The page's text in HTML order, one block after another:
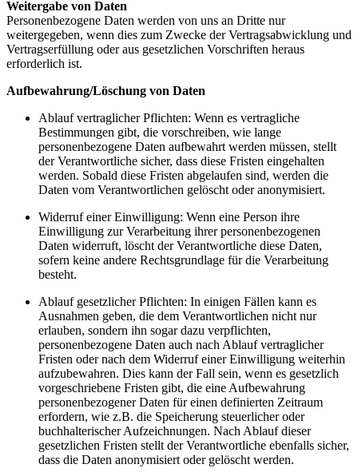
Weitergabe von Daten
Personenbezogene Daten werden von uns an Dritte nur
weitergegeben, wenn dies zum Zwecke der Vertragsabwicklung und
Vertragserfüllung oder aus gesetzlichen Vorschriften heraus
erforderlich ist.
Aufbewahrung/Löschung von Daten
Ablauf vertraglicher Pflichten: Wenn es vertragliche
Bestimmungen gibt, die vorschreiben, wie lange
personenbezogene Daten aufbewahrt werden müssen, stellt
der Verantwortliche sicher, dass diese Fristen eingehalten
werden. Sobald diese Fristen abgelaufen sind, werden die
Daten vom Verantwortlichen gelöscht oder anonymisiert.
Widerruf einer Einwilligung: Wenn eine Person ihre
Einwilligung zur Verarbeitung ihrer personenbezogenen
Daten widerruft, löscht der Verantwortliche diese Daten,
sofern keine andere Rechtsgrundlage für die Verarbeitung
besteht.
Ablauf gesetzlicher Pflichten: In einigen Fällen kann es
Ausnahmen geben, die dem Verantwortlichen nicht nur
erlauben, sondern ihn sogar dazu verpflichten,
personenbezogene Daten auch nach Ablauf vertraglicher
Fristen oder nach dem Widerruf einer Einwilligung weiterhin
aufzubewahren. Dies kann der Fall sein, wenn es gesetzlich
vorgeschriebene Fristen gibt, die eine Aufbewahrung
personenbezogener Daten für einen definierten Zeitraum
erfordern, wie z.B. die Speicherung steuerlicher oder
buchhalterischer Aufzeichnungen. Nach Ablauf dieser
gesetzlichen Fristen stellt der Verantwortliche ebenfalls sicher,
dass die Daten anonymisiert oder gelöscht werden.